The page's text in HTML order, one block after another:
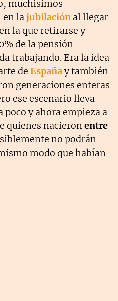
muchísimos
en lajubilación al llegar
la que retirarse y
de la pensión
trabajando. Era la idea
de Españay también
generaciones enteras
ese escenario lleva
poco y ahora empieza a
quienes nacieronentre
no podrán
modo que habían